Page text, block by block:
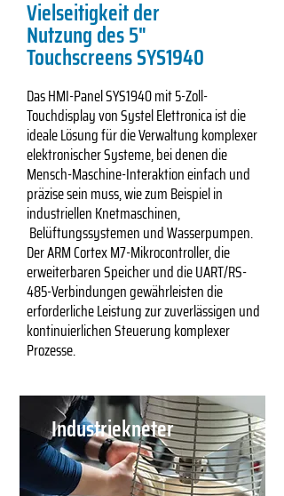
Industriekneter
Vielseitigkeit der
Nutzung des 5"
Touchscreens SYS1940
Das HMI-Panel SYS1940 mit 5-Zoll-
Touchdisplay von Systel Elettronica ist die
ideale Lösung für die Verwaltung komplexer
elektronischer Systeme, bei denen die
Mensch-Maschine-Interaktion einfach und
präzise sein muss, wie zum Beispiel in
industriellen Knetmaschinen,
Belüftungssystemen und Wasserpumpen.
Der ARM Cortex M7-Mikrocontroller, die
erweiterbaren Speicher und die UART/RS-
485-Verbindungen gewährleisten die
erforderliche Leistung zur zuverlässigen und
kontinuierlichen Steuerung komplexer
Prozesse.